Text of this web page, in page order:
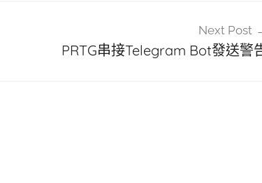
Next Post
PRTG串接Telegram Bot發送警